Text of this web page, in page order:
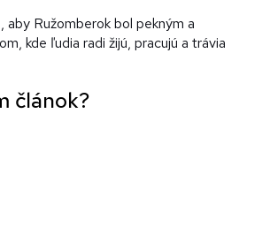
aby Ružomberok bol pekným a
kde ľudia radi žijú, pracujú a trávia